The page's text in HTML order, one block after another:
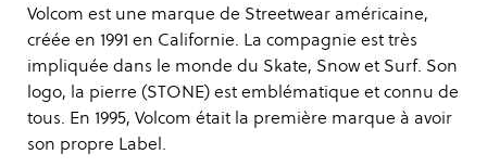
Volcom est une marque de Streetwear américaine,
créée en 1991 en Californie. La compagnie est très
impliquée dans le monde du Skate, Snow et Surf. Son
logo, la pierre (STONE) est emblématique et connu de
tous. En 1995, Volcom était la première marque à avoir
son propre Label.